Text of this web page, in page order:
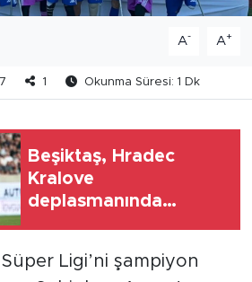
A- A+
1 Okunma Süresi: 1 Dk
Beşiktaş, Hradec
Kralove
deplasmanında
Ligi’ni şampiyon